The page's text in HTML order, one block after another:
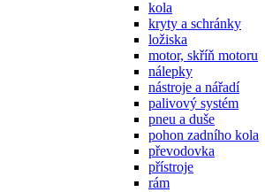
kola
kryty a schránky
ložiska
motor, skříň motoru
nálepky
nástroje a nářadí
palivový systém
pneu a duše
pohon zadního kola
převodovka
přístroje
rám